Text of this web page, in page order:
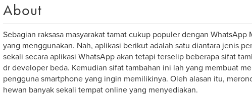
About
Sebagian raksasa masyarakat tamat cukup populer dengan WhatsApp
yang menggunakan. Nah, aplikasi berikut adalah satu diantara jenis
sekali secara aplikasi WhatsApp akan tetapi terselip beberapa sifat
dr developer beda. Kemudian sifat tambahan ini lah yang membuat
pengguna smartphone yang ingin memilikinya. Oleh alasan itu,
hewan banyak sekali tempat online yang menyediakan.